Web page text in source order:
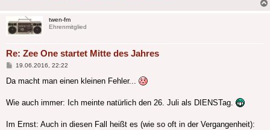
twen-fm
Ehrenmitglied
Re: Zee One startet Mitte des Jahres
Beitrag
19.06.2016, 22:22
Da macht man einen kleinen Fehler...
Wie auch immer: Ich meinte natürlich den 26. Juli als DIENSTag.
Im Ernst: Auch in diesen Fall heißt es (wie so oft in der Vergangenheit):